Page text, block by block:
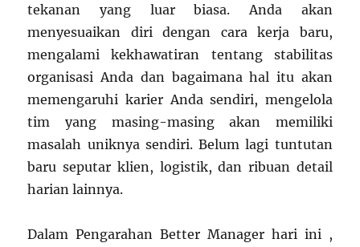
tekanan yang luar biasa. Anda akan
menyesuaikan diri dengan cara kerja baru,
mengalami kekhawatiran tentang stabilitas
organisasi Anda dan bagaimana hal itu akan
memengaruhi karier Anda sendiri, mengelola
tim yang masing-masing akan memiliki
masalah uniknya sendiri. Belum lagi tuntutan
baru seputar klien, logistik, dan ribuan detail
harian lainnya.
Dalam Pengarahan Better Manager hari ini ,